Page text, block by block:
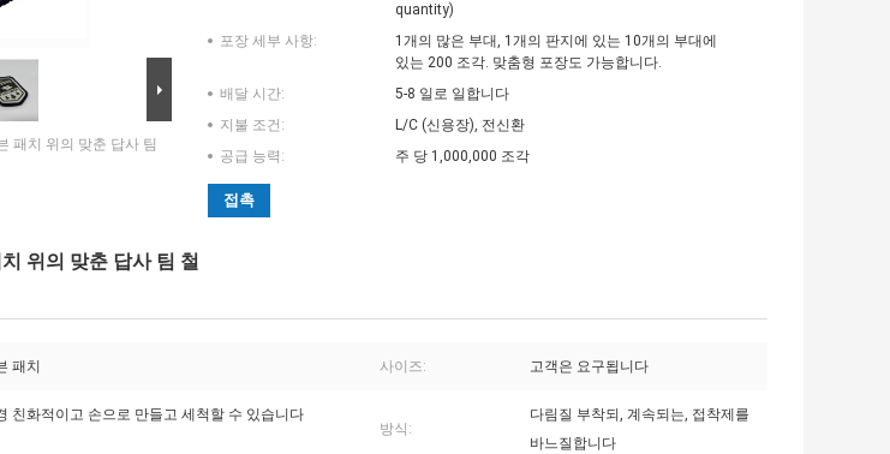
패치 위의 맞춘 답사 팀
quantity)
포장 세부 사항:
1개의 많은 부대, 1개의 판지에 있는 10개의 부대에
있는 200 조각. 맞춤형 포장도 가능합니다.
배달 시간:
5-8 일로 일합니다
지불 조건:
L/C (신용장), 전신환
공급 능력:
주 당 1,000,000 조각
접촉
위의 맞춘 답사 팀 철
패치 사이즈: 고객은 요구됩니다
친화적이고 손으로 만들고 세척할 수 있습니다
방식:
다림질 부착되, 계속되는, 접착제를
바느질합니다